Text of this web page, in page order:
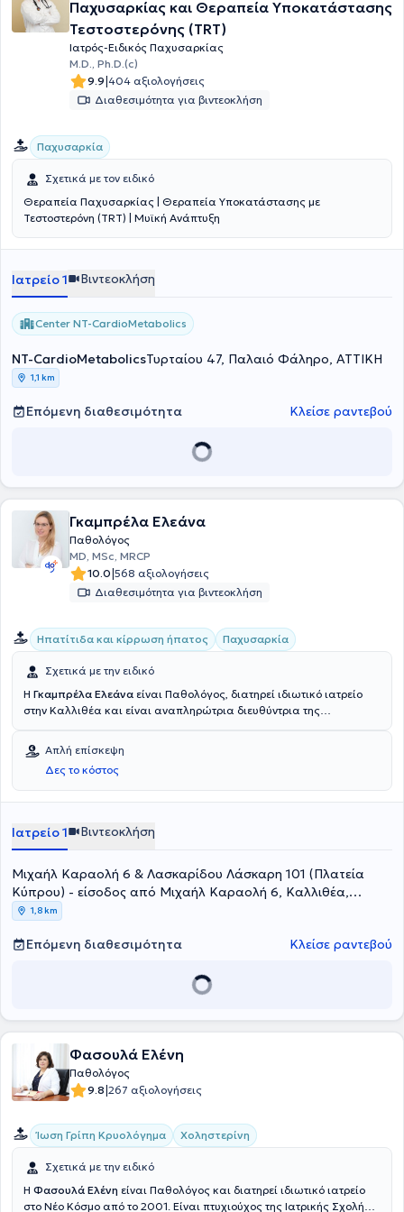
Παχυσαρκίας και Θεραπεία Υποκατάστασης
Τεστοστερόνης (TRT)
Ιατρός-Ειδικός Παχυσαρκίας
M.D., Ph.D.(c)
9.9|404 αξιολογήσεις
Διαθεσιμότητα για βιντεοκλήση
Παχυσαρκία
Σχετικά με τον ειδικό
Θεραπεία Παχυσαρκίας | Θεραπεία Υποκατάστασης με
Τεστοστερόνη (TRT) | Μυϊκή Ανάπτυξη
Ιατρείο 1 Βιντεοκλήση
Center NT-CardioMetabolics
NT-CardioMetabolicsΤυρταίου 47, Παλαιό Φάληρο, ΑΤΤΙΚΗ
1,1 km
Επόμενη διαθεσιμότητα Κλείσε ραντεβού
Γκαμπρέλα Ελεάνα
Παθολόγος
MD, MSc, MRCP
10.0|568 αξιολογήσεις
Διαθεσιμότητα για βιντεοκλήση
Ηπατίτιδα και κίρρωση ήπατος Παχυσαρκία
Σχετικά με την ειδικό
Η Γκαμπρέλα Ελεάνα είναι Παθολόγος, διατηρεί ιδιωτικό ιατρείο
στην Καλλιθέα και είναι αναπληρώτρια διευθύντρια της
της Ιατρικής σχολής του Πανεπιστημίου Πατρών και έχει
μεταπτυχιακή ειδίκευση στην Καρδιοαναπνευστική Αναζωογόνηση.
Ειδικεύτηκε στη Β’ Πανεπιστημιακή Παθολογική Κλινική του ΕΚΠΑ
στο ΓΝΑ "Ιπποκράτειο"και σε μεγάλα νοσοκομεία της Αγγλίας (NHS
μέλος του Βασιλικού Κολλεγίου των Ιατρών της Αγγλίας Royal
College of Physicians. Επίσης, έχει εξειδικευτεί στην Ηπατολογία και
Ήπατος. Για μερικά χρόνια εργάστηκε στο ΓΝΑ "Ιπποκράτειο" ως
επιστημονικος συνεργατης της Ηπατολογικής Κλινικής. Είναι επίσης
εξωτερικός συνεργάτης της Β' Παθολογικής κλινικής στο "Ερρίκος
Ντυνάν Hospital Center" και είναι εκπαιδεύτρια
καρδιοαναπνευστικήςαναζωογόνησης (Advanced Life Support-
Basic Life Support). Τέλος, έχει αξιόλογο επιστημονικό έργο
Απλή επίσκεψη
Δες το κόστος
Ιατρείο 1 Βιντεοκλήση
Μιχαήλ Καραολή 6 & Λασκαρίδου Λάσκαρη 101 (Πλατεία
Κύπρου) - είσοδος από Μιχαήλ Καραολή 6, Καλλιθέα,
ΑΤΤΙΚΗ
1,8 km
Επόμενη διαθεσιμότητα Κλείσε ραντεβού
Φασουλά Ελένη
Παθολόγος
9.8|267 αξιολογήσεις
Ίωση Γρίπη Κρυολόγημα Χοληστερίνη
Σχετικά με την ειδικό
Η Φασουλά Ελένη είναι Παθολόγος και διατηρεί ιδιωτικό ιατρείο
στο Νέο Κόσμο από το 2001. Είναι πτυχιούχος της Ιατρικής Σχολής